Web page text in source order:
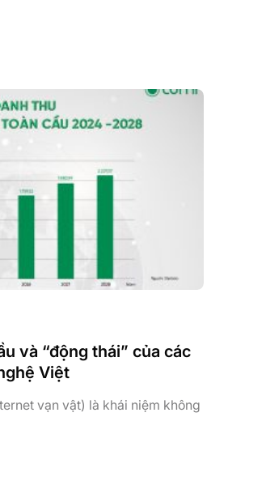
và “động thái” của các
Việt
vạn vật) là khái niệm không